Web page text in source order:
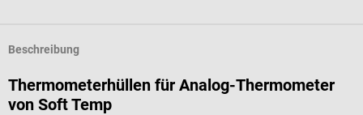
Beschreibung
Thermometerhüllen für Analog-Thermometer
von Soft Temp